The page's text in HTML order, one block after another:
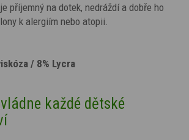
příjemný na dotek, nedráždí a dobře ho
k alergiím nebo atopii.
/ 8% Lycra
každé dětské